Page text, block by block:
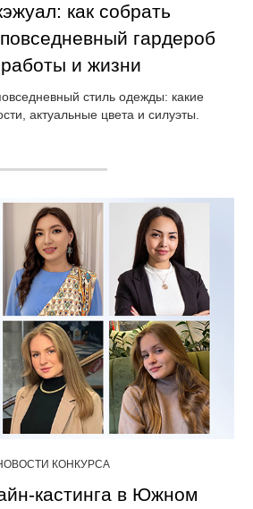
как собрать
гардероб
и жизни
стиль одежды: какие
актуальные цвета и силуэты.
КОНКУРСА
кастинга в Южном